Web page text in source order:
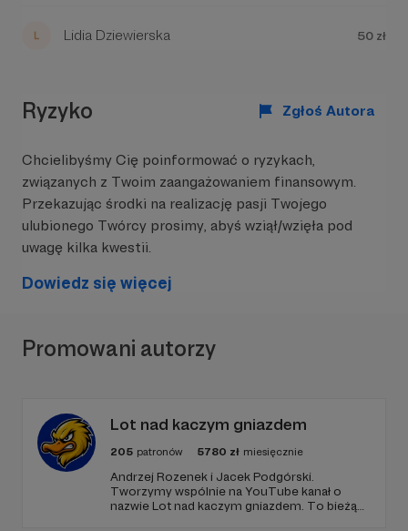
Twoje wsparcie pozwoli mi:
Rozbudować platformę internetową
inspirujących treści i narzędzi do samorozwoju.
Stworzyć aplikację mobilną
Realizować kolejne projekty, które będą
pomagać ludziom wychodzić z życiowych
kryzysów i budować życie oparte na wewnętrznej
Lidia Dziewierska 50 zł
Ryzyko Zgłoś Autora
Chcielibyśmy Cię poinformować o ryzykach,
związanych z Twoim zaangażowaniem finansowym.
Przekazując środki na realizację pasji Twojego
ulubionego Twórcy prosimy, abyś wziął/wzięła pod
uwagę kilka kwestii.
Dowiedz się więcej
Promowani autorzy
Lot nad kaczym gniazdem
205 patronów 5780 zł miesięcznie
Andrzej Rozenek i Jacek Podgórski.
Tworzymy wspólnie na YouTube kanał o
nazwie Lot nad kaczym gniazdem. To bieżący